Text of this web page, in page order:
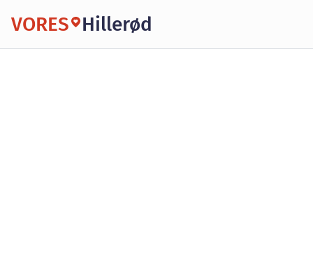
VORES Hillerød